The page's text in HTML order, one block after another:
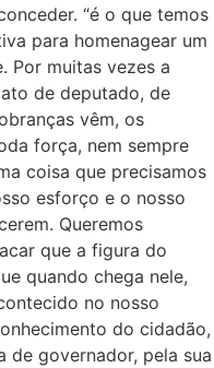
“é o que temos
para homenagear um
Por muitas vezes a
de deputado, de
vêm, os
força, nem sempre
coisa que precisamos
esforço e o nosso
Queremos
que a figura do
quando chega nele,
no nosso
do cidadão,
de governador, pela sua